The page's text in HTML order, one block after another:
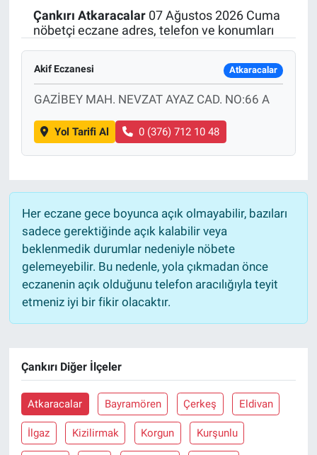
Çankırı Atkaracalar07 Ağustos 2026 Cuma
nöbetçi eczane adres, telefon ve konumları
Akif Eczanesi Atkaracalar
GAZİBEY MAH. NEVZAT AYAZ CAD. NO:66 A
Yol Tarifi Al 0 (376) 712 10 48
Her eczane gece boyunca açık olmayabilir, bazıları
sadece gerektiğinde açık kalabilir veya
beklenmedik durumlar nedeniyle nöbete
gelemeyebilir. Bu nedenle, yola çıkmadan önce
eczanenin açık olduğunu telefon aracılığıyla teyit
etmeniz iyi bir fikir olacaktır.
Çankırı Diğer İlçeler
Atkaracalar Bayramören Çerkeş Eldivan
İlgaz Kizilirmak Korgun Kurşunlu
Politika
Bilecik
Kütahya
Gezi
Yerel
Magazin